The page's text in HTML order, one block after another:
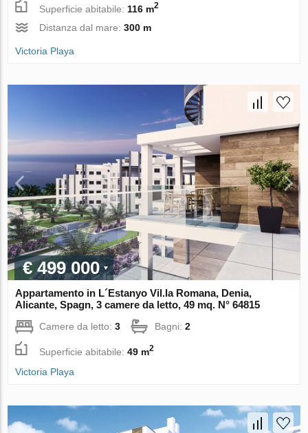
Superficie abitabile: 116 m2
Distanza dal mare:300 m
Victoria Playa
€ 499 000
Appartamento in L´Estanyo Vil.la Romana, Denia,
Alicante, Spagn, 3 camere da letto, 49 mq. N° 64815
Camere da letto:3 Bagni:2
Superficie abitabile:49 m2
Victoria Playa